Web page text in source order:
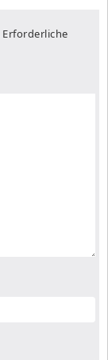
Erforderliche